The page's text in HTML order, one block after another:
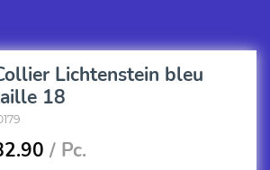
Lichtenstein bleu
18
/ Pc.